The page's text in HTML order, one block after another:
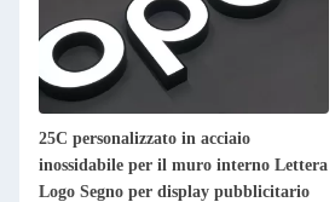
25C personalizzato in acciaio
inossidabile per il muro interno Lettera
Logo Segno per display pubblicitario